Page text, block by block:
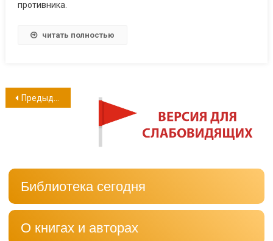
противника.
читать полностью
Навигация
Предыдущие записи
Библиотека сегодня
О книгах и авторах